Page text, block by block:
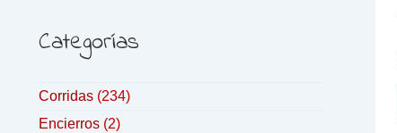
Categorías
Corridas (234)
Encierros (2)